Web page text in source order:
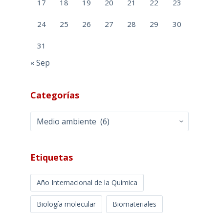
17 18 19 20 21 22 23
24 25 26 27 28 29 30
31
« Sep
Categorías
Categorías
Etiquetas
Año Internacional de la Química
Biología molecular Biomateriales